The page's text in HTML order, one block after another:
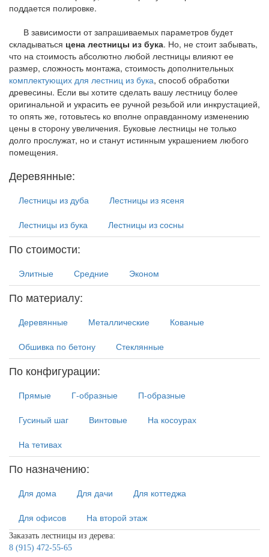
поддается полировке.
В зависимости от запрашиваемых параметров будет
складываться цена лестницы из бука. Но, не стоит забывать,
что на стоимость абсолютно любой лестницы влияют ее
размер, сложность монтажа, стоимость дополнительных
комплектующих для лестниц из бука, способ обработки
древесины. Если вы хотите сделать вашу лестницу более
оригинальной и украсить ее ручной резьбой или инкрустацией,
то опять же, готовьтесь ко вполне оправданному изменению
цены в сторону увеличения. Буковые лестницы не только
долго прослужат, но и станут истинным украшением любого
помещения.
Деревянные:
Лестницы из дуба Лестницы из ясеня
Лестницы из бука Лестницы из сосны
По стоимости:
Элитные Средние Эконом
По материалу:
Деревянные Металлические Кованые
Обшивка по бетону Стеклянные
По конфигурации:
Прямые Г-образные П-образные
Гусиный шаг Винтовые На косоурах
На тетивах
По назначению:
Для дома Для дачи Для коттеджа
Для офисов На второй этаж
Заказать лестницы из дерева:
8 (915) 472-55-65